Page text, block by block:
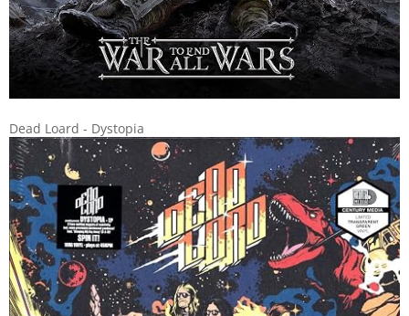
Dead Loard - Dystopia